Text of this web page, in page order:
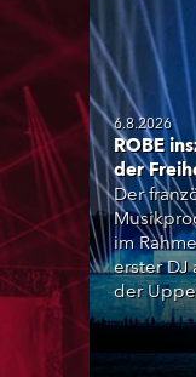
6.8.2026
ROBE
der
Der
im
erster DJ
der